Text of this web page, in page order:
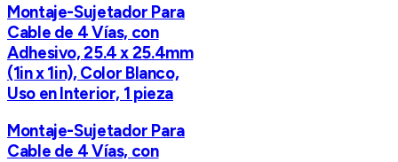
Montaje-Sujetador Para
Cable de 4 Vías, con
Adhesivo, 25.4 x 25.4mm
(1in x 1in), Color Blanco,
Uso en Interior, 1 pieza
Montaje-Sujetador Para
Cable de 4 Vías, con